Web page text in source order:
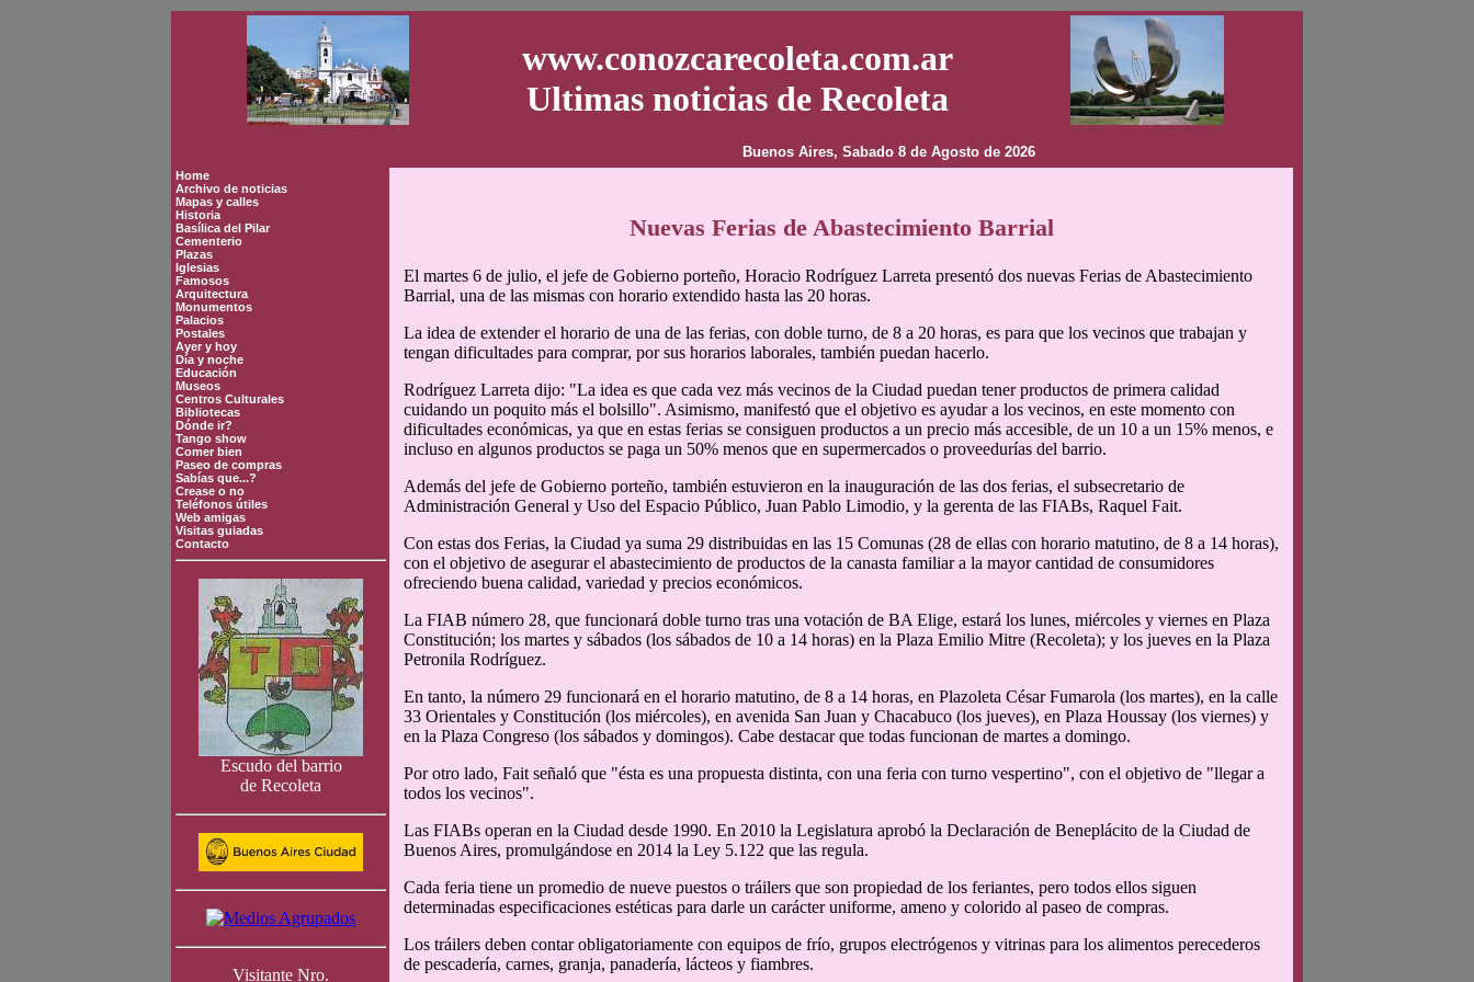
www.conozcarecoleta.com.ar
Ultimas noticias de Recoleta
Buenos Aires, Sabado 8 de Agosto de 2026
Home
Archivo de noticias
Mapas y calles
Historia
Basílica del Pilar
Cementerio
Plazas
Iglesias
Famosos
Arquitectura
Monumentos
Palacios
Postales
Ayer y hoy
Día y noche
Educación
Museos
Centros Culturales
Bibliotecas
Dónde ir?
Tango show
Comer bien
Paseo de compras
Sabías que...?
Crease o no
Teléfonos útiles
Web amigas
Visitas guiadas
Contacto
Escudo del barrio
de Recoleta
Visitante Nro.
Nuevas Ferias de Abastecimiento Barrial
El martes 6 de julio, el jefe de Gobierno porteño, Horacio Rodríguez Larreta presentó dos nuevas Ferias de Abastecimiento
Barrial, una de las mismas con horario extendido hasta las 20 horas.
La idea de extender el horario de una de las ferias, con doble turno, de 8 a 20 horas, es para que los vecinos que trabajan y
tengan dificultades para comprar, por sus horarios laborales, también puedan hacerlo.
Rodríguez Larreta dijo: "La idea es que cada vez más vecinos de la Ciudad puedan tener productos de primera calidad
cuidando un poquito más el bolsillo". Asimismo, manifestó que el objetivo es ayudar a los vecinos, en este momento con
dificultades económicas, ya que en estas ferias se consiguen productos a un precio más accesible, de un 10 a un 15% menos, e
incluso en algunos productos se paga un 50% menos que en supermercados o proveedurías del barrio.
Además del jefe de Gobierno porteño, también estuvieron en la inauguración de las dos ferias, el subsecretario de
Administración General y Uso del Espacio Público, Juan Pablo Limodio, y la gerenta de las FIABs, Raquel Fait.
Con estas dos Ferias, la Ciudad ya suma 29 distribuidas en las 15 Comunas (28 de ellas con horario matutino, de 8 a 14 horas),
con el objetivo de asegurar el abastecimiento de productos de la canasta familiar a la mayor cantidad de consumidores
ofreciendo buena calidad, variedad y precios económicos.
La FIAB número 28, que funcionará doble turno tras una votación de BA Elige, estará los lunes, miércoles y viernes en Plaza
Constitución; los martes y sábados (los sábados de 10 a 14 horas) en la Plaza Emilio Mitre (Recoleta); y los jueves en la Plaza
Petronila Rodríguez.
En tanto, la número 29 funcionará en el horario matutino, de 8 a 14 horas, en Plazoleta César Fumarola (los martes), en la calle
33 Orientales y Constitución (los miércoles), en avenida San Juan y Chacabuco (los jueves), en Plaza Houssay (los viernes) y
en la Plaza Congreso (los sábados y domingos). Cabe destacar que todas funcionan de martes a domingo.
Por otro lado, Fait señaló que "ésta es una propuesta distinta, con una feria con turno vespertino", con el objetivo de "llegar a
todos los vecinos".
Las FIABs operan en la Ciudad desde 1990. En 2010 la Legislatura aprobó la Declaración de Beneplácito de la Ciudad de
Buenos Aires, promulgándose en 2014 la Ley 5.122 que las regula.
Cada feria tiene un promedio de nueve puestos o tráilers que son propiedad de los feriantes, pero todos ellos siguen
determinadas especificaciones estéticas para darle un carácter uniforme, ameno y colorido al paseo de compras.
Los tráilers deben contar obligatoriamente con equipos de frío, grupos electrógenos y vitrinas para los alimentos perecederos
de pescadería, carnes, granja, panadería, lácteos y fiambres.